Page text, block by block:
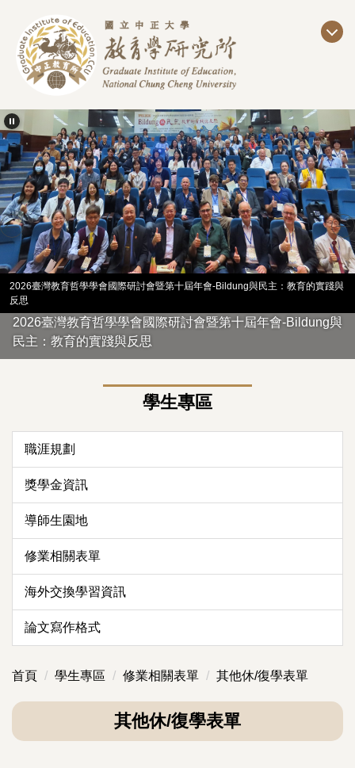
主
容
區
2026臺灣教育哲學學會國際研討會暨第十屆年會-Bildung與民主：教育的實踐與
反思
2026臺灣教育哲學學會國際研討會暨第十屆年會-Bildung與
民主：教育的實踐與反思
學生專區
職涯規劃
獎學金資訊
導師生園地
修業相關表單
海外交換學習資訊
論文寫作格式
首頁 學生專區 修業相關表單 其他休/復學表單
其他休/復學表單